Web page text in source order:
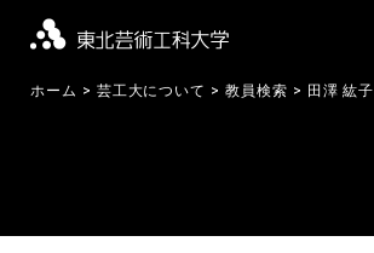
ホーム 芸工大について 教員検索 田澤 紘子